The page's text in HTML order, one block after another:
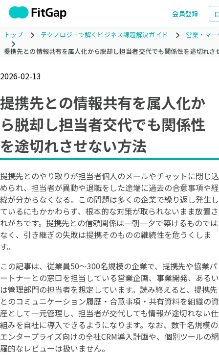
会員登録
トップ テクノロジーで解くビジネス課題解決ガイド
営業・マ
提携先との情報共有を属人化から脱却し担当者交代でも関係性を途切れさ
2026-02-13
提携先との情報共有を属人化か
ら脱却し担当者交代でも関係性
を途切れさせない方法
提携先とのやり取りが担当者個人のメールやチャットに閉じ込
められ、担当者が異動や退職をした途端に過去の合意事項や経
緯が分からなくなる。この問題は多くの企業で繰り返し発生し
ているにもかかわらず、根本的な対策が取られないまま放置さ
れがちです。提携先との信頼関係は一朝一夕で築けるものでは
なく、引き継ぎの失敗は提携そのものの継続性を危うくしま
す。
この記事は、従業員50〜300名規模の企業で、提携先や協業パ
ートナーとの窓口を担当している営業企画、事業開発、あるい
は管理部門の担当者を想定しています。読み終えると、提携先
とのコミュニケーション履歴・合意事項・共有資料を組織の資
産として一元管理し、担当者が交代しても情報が途切れない仕
組みを自社に導入できるようになります。なお、数千名規模の
エンタープライズ向けの全社CRM導入計画や、個別ツールの網
羅的なレビューは扱いません。